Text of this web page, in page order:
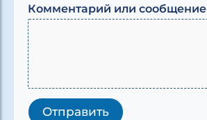
и
Комментарий или сообщение
Отправить